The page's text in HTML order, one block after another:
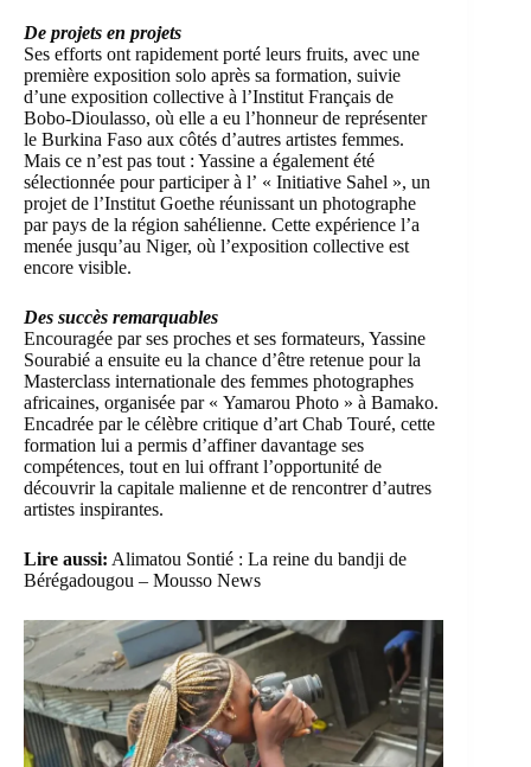
De projets en projets
Ses efforts ont rapidement porté leurs fruits, avec une
première exposition solo après sa formation, suivie
d’une exposition collective à l’Institut Français de
Bobo-Dioulasso, où elle a eu l’honneur de représenter
le Burkina Faso aux côtés d’autres artistes femmes.
Mais ce n’est pas tout : Yassine a également été
sélectionnée pour participer à l’ « Initiative Sahel », un
projet de l’Institut Goethe réunissant un photographe
par pays de la région sahélienne. Cette expérience l’a
menée jusqu’au Niger, où l’exposition collective est
encore visible.
Des succès remarquables
Encouragée par ses proches et ses formateurs, Yassine
Sourabié a ensuite eu la chance d’être retenue pour la
Masterclass internationale des femmes photographes
africaines, organisée par « Yamarou Photo » à Bamako.
Encadrée par le célèbre critique d’art Chab Touré, cette
formation lui a permis d’affiner davantage ses
compétences, tout en lui offrant l’opportunité de
découvrir la capitale malienne et de rencontrer d’autres
artistes inspirantes.
Lire aussi: Alimatou Sontié : La reine du bandji de
Bérégadougou – Mousso News